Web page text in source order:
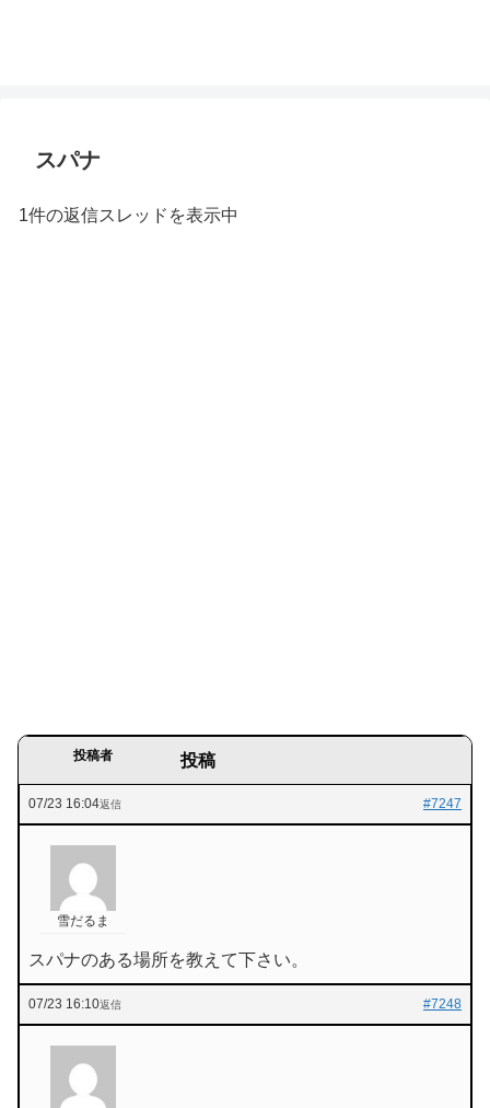
スパナ
1件の返信スレッドを表示中
投稿者 投稿
07/23 16:04 #7247
返信
雪だるま
スパナのある場所を教えて下さい。
07/23 16:10 #7248
返信